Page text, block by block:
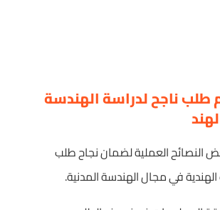
طلب ناجح لدراسة الهندسة
النصائح العملية لضمان نجاح طلب
في مجال الهندسة المدنية.